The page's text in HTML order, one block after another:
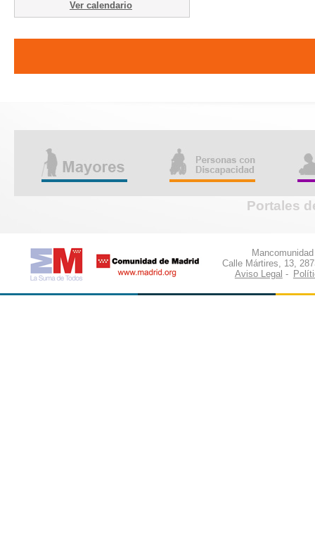
Ver calendario
Portales
Calle Mártires, 13,
Aviso Legal -